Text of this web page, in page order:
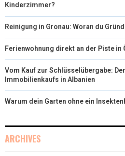
Kinderzimmer?
Reinigung in Gronau: Woran du
Ferienwohnung direkt an der Piste in
Vom Kauf zur Schlüsselübergabe:
Immobilienkaufs in Albanien
Warum dein Garten ohne ein
ARCHIVES